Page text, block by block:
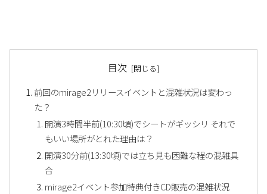
目次
前回のmirage2リリースイベントと混雑状況は変わっ
た？
開演3時間半前(10:30頃)でシートがギッシリ それで
もいい場所がとれた理由は？
開演30分前(13:30頃)では立ち見も困難な程の混雑具
合
mirage2イベント参加特典付きCD販売の混雑状況